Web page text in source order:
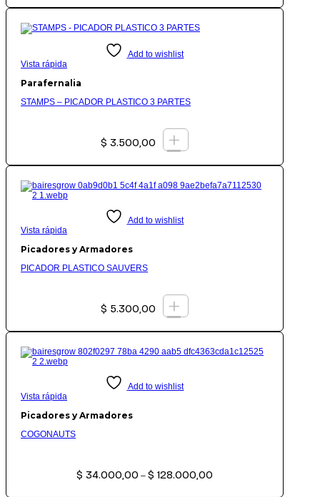
Add to wishlist
Vista rápida
Parafernalia
STAMPS – PICADOR PLASTICO 3 PARTES
$ 3.500,00 +
Add to wishlist
Vista rápida
Picadores y Armadores
PICADOR PLASTICO SAUVERS
$ 5.300,00 +
Add to wishlist
Vista rápida
Picadores y Armadores
COGONAUTS
$ 34.000,00 – $ 128.000,00de